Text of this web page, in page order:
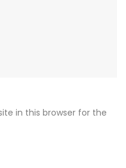
in this browser for the